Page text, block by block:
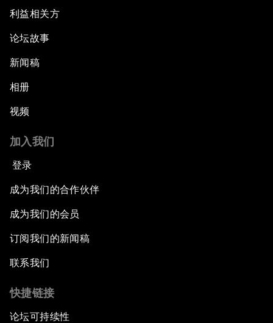
利益相关方
论坛故事
新闻稿
相册
视频
加入我们
登录
成为我们的合作伙伴
成为我们的会员
订阅我们的新闻稿
联系我们
快捷链接
论坛可持续性